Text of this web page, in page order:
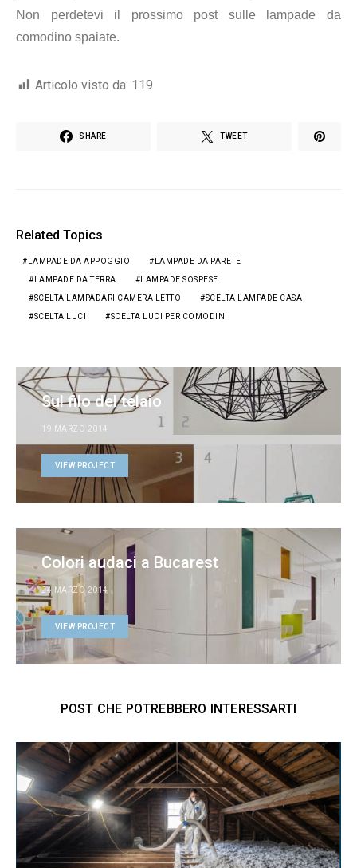
Non perdetevi il prossimo post sulle lampade da
comodino spaiate.
Articolo visto da: 119
SHARE TWEET
Related Topics
LAMPADE DA APPOGGIO LAMPADE DA PARETE
LAMPADE DA TERRA LAMPADE SOSPESE
SCELTA LAMPADARI CAMERA LETTO SCELTA LAMPADE CASA
SCELTA LUCI SCELTA LUCI PER COMODINI
Sul filo del telaio
19 MARZO 2014
VIEW PROJECT
Colori audaci a Bucarest
24 MARZO 2014
VIEW PROJECT
POST CHE POTREBBERO INTERESSARTI